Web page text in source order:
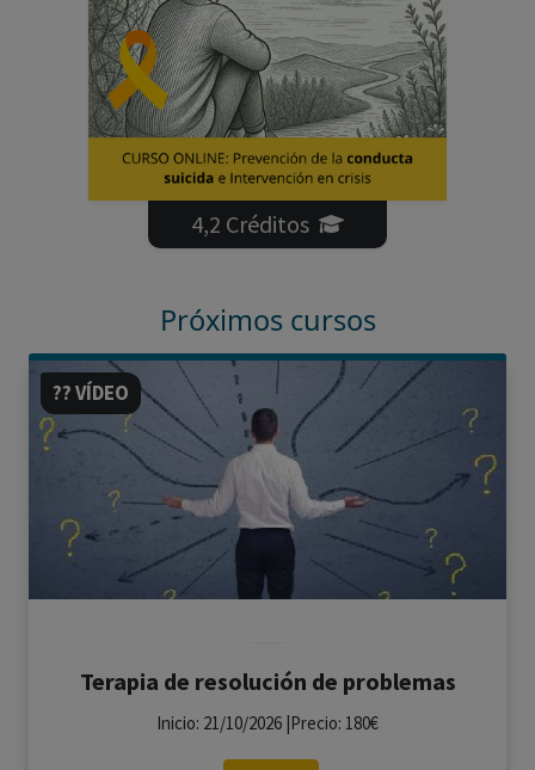
4,2 Créditos
Próximos cursos
?? VÍDEO
Terapia de resolución de problemas
Inicio: 21/10/2026 |Precio: 180€